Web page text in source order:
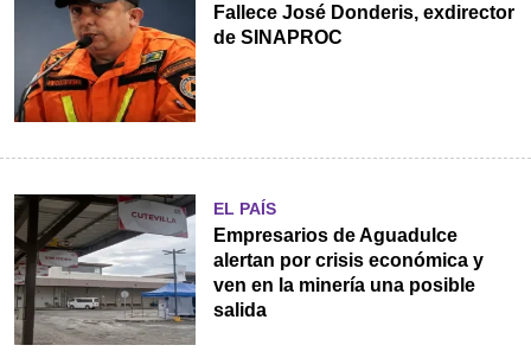
Fallece José Donderis, exdirector
de SINAPROC
EL PAÍS
Empresarios de Aguadulce
alertan por crisis económica y
ven en la minería una posible
salida